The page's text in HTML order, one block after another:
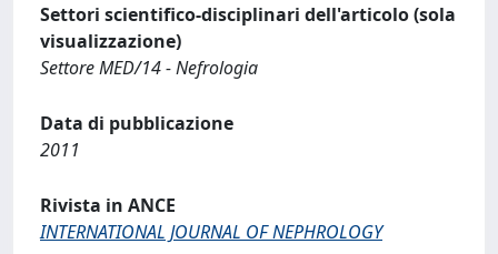
Settori scientifico-disciplinari dell'articolo (sola
visualizzazione)
Settore MED/14 - Nefrologia
Data di pubblicazione
2011
Rivista in ANCE
INTERNATIONAL JOURNAL OF NEPHROLOGY